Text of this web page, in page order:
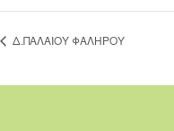
Δ.ΠΑΛΑΙΟΥ ΦΑΛΗΡΟΥ